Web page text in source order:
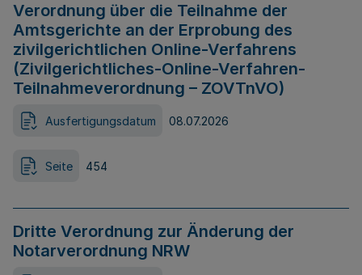
Verordnung über die Teilnahme der
Amtsgerichte an der Erprobung des
zivilgerichtlichen Online-Verfahrens
(Zivilgerichtliches-Online-Verfahren-
Teilnahmeverordnung – ZOVTnVO)
Ausfertigungsdatum 08.07.2026
Seite 454
Dritte Verordnung zur Änderung der
Notarverordnung NRW